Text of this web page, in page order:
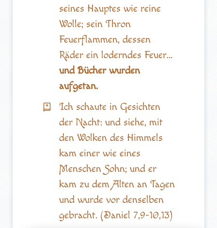
seines Hauptes wie reine
Wolle; sein Thron
Feuerflammen, dessen
Räder ein loderndes Feuer…
und Bücher wurden
aufgetan.
Ich schaute in Gesichten
der Nacht: und siehe, mit
den Wolken des Himmels
kam einer wie eines
Menschen Sohn; und er
kam zu dem Alten an Tagen
und wurde vor denselben
gebracht. (Daniel 7,9-10,13)